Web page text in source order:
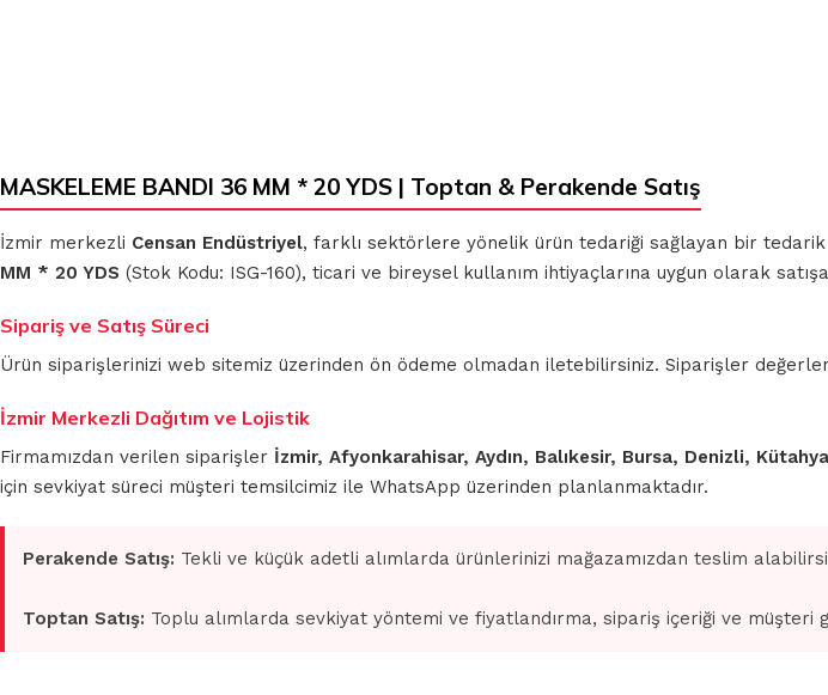
GRUBU
MASKELEME BANDI 36 MM * 20 YDS | Toptan & Perakende Satış
İzmir merkezli Censan Endüstriyel, farklı sektörlere yönelik ürün tedariği sağlayan bir tedarik
MM * 20 YDS (Stok Kodu: ISG-160), ticari ve bireysel kullanım ihtiyaçlarına uygun olarak
Sipariş ve Satış Süreci
Ürün siparişlerinizi web sitemiz üzerinden ön ödeme olmadan iletebilirsiniz. Siparişler
İzmir Merkezli Dağıtım ve Lojistik
Firmamızdan verilen siparişler İzmir, Afyonkarahisar, Aydın, Balıkesir, Bursa, Denizli,
için sevkiyat süreci müşteri temsilcimiz ile WhatsApp üzerinden planlanmaktadır.
Perakende Satış: Tekli ve küçük adetli alımlarda ürünlerinizi mağazamızdan teslim
Toptan Satış: Toplu alımlarda sevkiyat yöntemi ve fiyatlandırma, sipariş içeriği ve